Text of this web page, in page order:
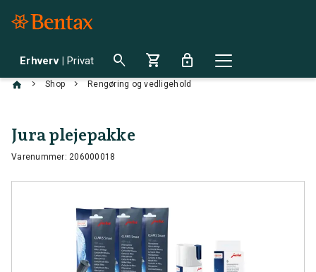
Erhverv | Privat search shopping_cart lock
chevron_right Shop chevron_right Rengøring og vedligehold
Jura plejepakke
Varenummer: 206000018